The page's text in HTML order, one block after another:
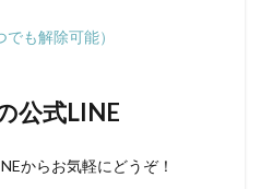
も解除可能）
公式LINE
からお気軽にどうぞ！